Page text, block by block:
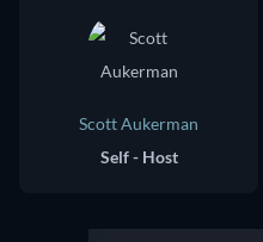
Scott Aukerman
Self - Host